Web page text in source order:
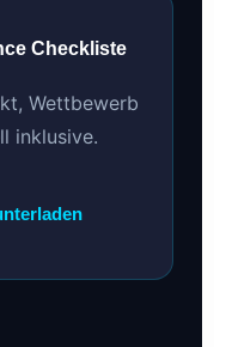
Checkliste
Wettbewerb
inklusive.